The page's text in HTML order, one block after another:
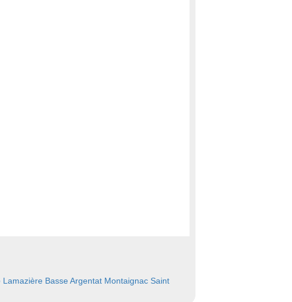
Lamazière Basse Argentat Montaignac Saint